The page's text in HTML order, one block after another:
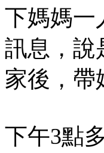
下媽媽一
訊息，說
家後，帶
下午3點